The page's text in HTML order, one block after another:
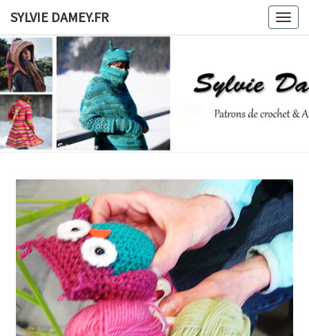
content
SYLVIE DAMEY.FR
SYLVIE
De
Crochet
Ateliers